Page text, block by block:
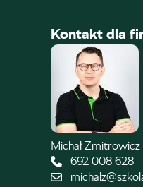
Kontakt dla
Michał Zmitrowicz
692 008 628